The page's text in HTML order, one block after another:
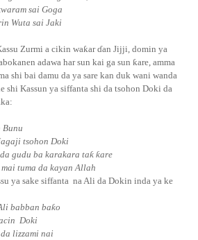
sai Goga
Wuta sai Jaki
Zurmi a cikin waƙarɗan Jijji, domin ya
adawa har sun kai ga sun ƙare, amma
shi bai damu da ya sare kan duk wani wanda
shi Kassun ya siffanta shi da tsohon Doki da
tsohon Doki
gudu ba karakara taƙ ƙare
tuma da kayan Allah
ya sake siffanta na Ali da Dokin inda ya ke
babban baƙo
Doki
lizzami nai